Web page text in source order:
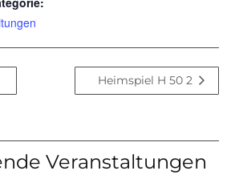
Heimspiel H 50 2
Veranstaltungen